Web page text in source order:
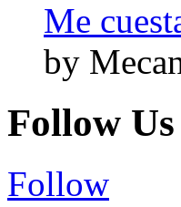
Me
by
Follow Us
Follow